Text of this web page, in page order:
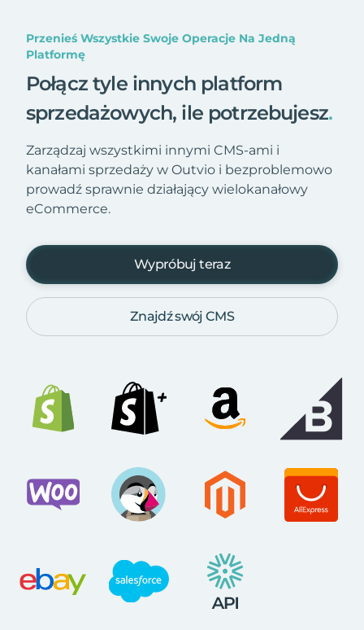
Przenieś Wszystkie Swoje Operacje Na Jedną
Platformę
Połącz tyle innych platform
sprzedażowych, ile potrzebujesz.
Zarządzaj wszystkimi innymi CMS-ami i
kanałami sprzedaży w Outvio i bezproblemowo
prowadź sprawnie działający wielokanałowy
eCommerce.
Wypróbuj teraz
Znajdź swój CMS